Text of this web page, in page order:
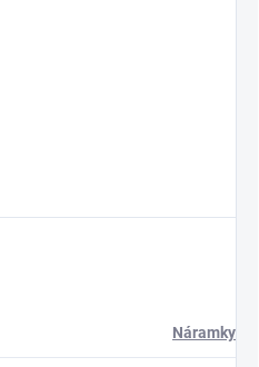
Náramky